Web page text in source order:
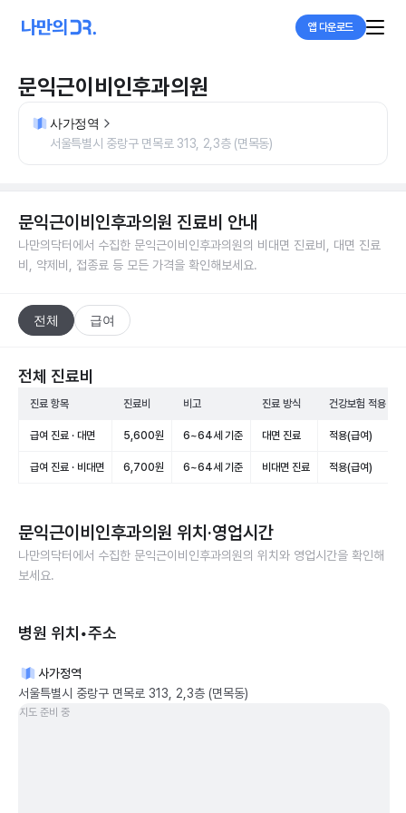
앱 다운로드
문익근이비인후과의원
사가정역
서울특별시 중랑구 면목로 313, 2,3층 (면목동)
문익근이비인후과의원 진료비 안내
나만의닥터에서 수집한 문익근이비인후과의원의 비대면 진료비, 대면 진료
비, 약제비, 접종료 등 모든 가격을 확인해보세요.
전체 급여
전체 진료비
진료 항목 진료비 비고 진료 방식 건강보험 적용
급여 진료 · 대면 5,600원 6~64세 기준 대면 진료 적용(급여)
급여 진료 · 비대면 6,700원 6~64세 기준 비대면 진료 적용(급여)
문익근이비인후과의원 위치·영업시간
나만의닥터에서 수집한 문익근이비인후과의원의 위치와 영업시간을 확인해
보세요.
병원 위치•주소
사가정역
서울특별시 중랑구 면목로 313, 2,3층 (면목동)
지도 준비 중